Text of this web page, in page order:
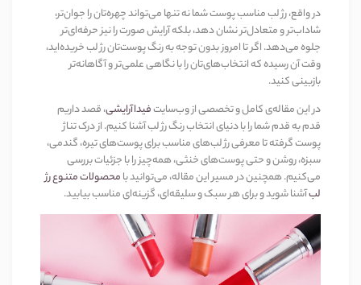
در واقع، رژ لب مناسب پوست شما نه تنها می‌تواند چهره‌تان را جوان‌تر،
شاداب‌تر و متعادل‌تر نشان دهد، بلکه آرایش صورت را نیز حرفه‌ای‌تر
جلوه می‌دهد. اگر تا امروز بدون توجه به رنگ پوست‌تان رژ لب خریده‌اید،
وقت آن رسیده که انتخاب‌های‌تان را با نگاهی علمی‌تر و آگاهانه‌تر
بازبینی کنید.
در این مقاله‌ی کامل و تخصصی از وب‌سایتفیداآرایشی، قصد داریم
قدم به قدم شما را با دنیای انتخاب رنگ رژ لب آشنا کنیم. از درک تناژ
پوست گرفته تا معرفی رژ لب‌های مناسب برای پوست‌های تیره، گندمی،
سبزه، روشن و حتی پوست‌های خنثی، همه‌چیز را با جزئیات بررسی
می‌کنیم. همچنین در مسیر این مقاله، می‌توانید بامحصولات متنوع رژ
لبآشنا شوید و برای هر سبک و سلیقه‌ای، گزینه‌ای مناسب بیابید.